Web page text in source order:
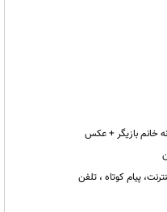
خانم بازیگر + عکس
پیام کوتاه ، تلفن